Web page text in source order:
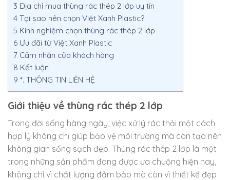
3 Địa chỉ mua thùng rác thép 2 lớp uy tín
4 Tại sao nên chọn Việt Xanh Plastic?
5 Kinh nghiệm chọn thùng rác thép 2 lớp
6 Ưu đãi từ Việt Xanh Plastic
7 Cảm nhận của khách hàng
8 Kết luận
9 *. THÔNG TIN LIÊN HỆ
Giới thiệu về thùng rác thép 2 lớp
Trong đời sống hàng ngày, việc xử lý rác thải một cách
hợp lý không chỉ giúp bảo vệ môi trường mà còn tạo nên
không gian sống sạch đẹp. Thùng rác thép 2 lớp là một
trong những sản phẩm đang được ưa chuộng hiện nay,
không chỉ vì chất lượng đảm bảo mà còn vì thiết kế đẹp